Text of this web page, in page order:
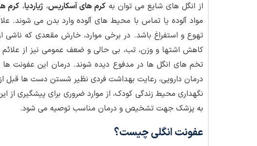
از انگل های شایع می توان به کرم های آسکاریس، ژیاردیا، کرم
مواد آلوده یا تماس با محیط های آلوده وارد بدن می شوند.
تهوع و استفراغ باشد. در برخی موارد، خارش مقعدی که
کاهش اشتها و وزن، تب، بی حالی و ضعف عمومی نیز از
تخم های انگل ها در مدفوع دیده شوند. درمان این عفونت
درمان دارویی، رعایت بهداشت فردی نظیر شستن دست ها قبل
نگهداری محیط زندگی کودک، از موارد ضروری برای پیشگیری
به پزشک جهت تشخیص و درمان مناسب توصیه می شود.
عفونت انگلی چیست؟